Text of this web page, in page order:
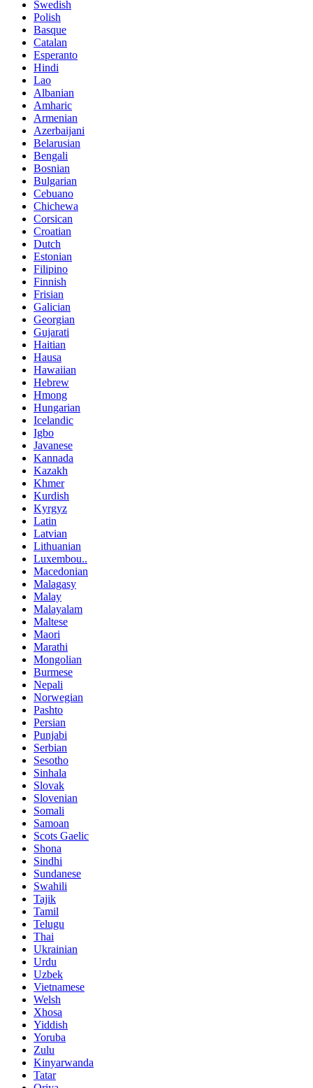
Swedish
Polish
Basque
Catalan
Esperanto
Hindi
Lao
Albanian
Amharic
Armenian
Azerbaijani
Belarusian
Bengali
Bosnian
Bulgarian
Cebuano
Chichewa
Corsican
Croatian
Dutch
Estonian
Filipino
Finnish
Frisian
Galician
Georgian
Gujarati
Haitian
Hausa
Hawaiian
Hebrew
Hmong
Hungarian
Icelandic
Igbo
Javanese
Kannada
Kazakh
Khmer
Kurdish
Kyrgyz
Latin
Latvian
Lithuanian
Luxembou..
Macedonian
Malagasy
Malay
Malayalam
Maltese
Maori
Marathi
Mongolian
Burmese
Nepali
Norwegian
Pashto
Persian
Punjabi
Serbian
Sesotho
Sinhala
Slovak
Slovenian
Somali
Samoan
Scots Gaelic
Shona
Sindhi
Sundanese
Swahili
Tajik
Tamil
Telugu
Thai
Ukrainian
Urdu
Uzbek
Vietnamese
Welsh
Xhosa
Yiddish
Yoruba
Zulu
Kinyarwanda
Tatar